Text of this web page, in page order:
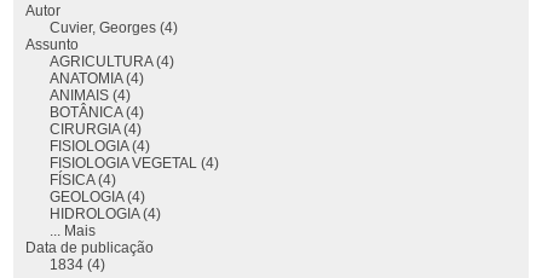
Autor
Cuvier, Georges (4)
Assunto
AGRICULTURA (4)
ANATOMIA (4)
ANIMAIS (4)
BOTÂNICA (4)
CIRURGIA (4)
FISIOLOGIA (4)
FISIOLOGIA VEGETAL (4)
FÍSICA (4)
GEOLOGIA (4)
HIDROLOGIA (4)
... Mais
Data de publicação
1834 (4)